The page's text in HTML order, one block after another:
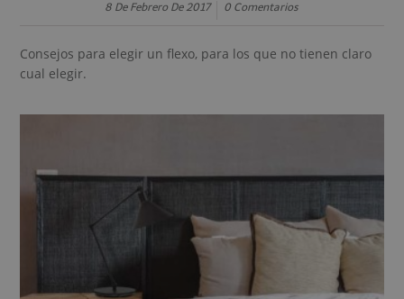
8 De Febrero De 2017 0 Comentarios
Consejos para elegir un flexo, para los que no tienen claro
cual elegir.